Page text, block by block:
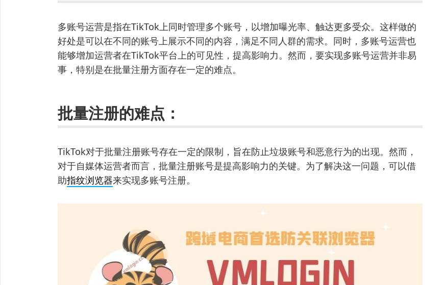
多账号运营是指在TikTok上同时管理多个账号，以增加曝光率、触达更多受众。这样做的
好处是可以在不同的账号上展示不同的内容，满足不同人群的需求。同时，多账号运营也
能够增加运营者在TikTok平台上的可见性，提高影响力。然而，要实现多账号运营并非易
事，特别是在批量注册方面存在一定的难点。
批量注册的难点：
TikTok对于批量注册账号存在一定的限制，旨在防止垃圾账号和恶意行为的出现。然而，
对于自媒体运营者而言，批量注册账号是提高影响力的关键。为了解决这一问题，可以借
助指纹浏览器来实现多账号注册。